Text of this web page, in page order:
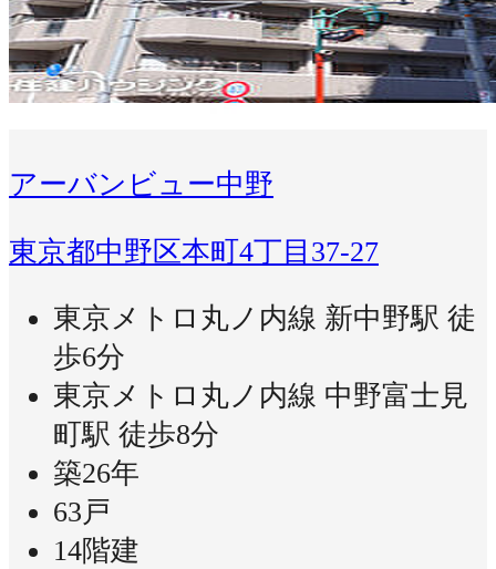
アーバンビュー中野
東京都中野区本町4丁目37-27
東京メトロ丸ノ内線 新中野駅 徒
歩6分
東京メトロ丸ノ内線 中野富士見
町駅 徒歩8分
築26年
63戸
14階建